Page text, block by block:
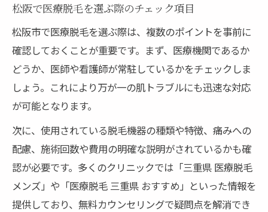
松阪で医療脱毛を選ぶ際のチェック項目
松阪市で医療脱毛を選ぶ際は、複数のポイントを事前に
確認しておくことが重要です。まず、医療機関であるか
どうか、医師や看護師が常駐しているかをチェックしま
しょう。これにより万が一の肌トラブルにも迅速な対応
が可能となります。
次に、使用されている脱毛機器の種類や特徴、痛みへの
配慮、施術回数や費用の明確な説明がされているかも確
認が必要です。多くのクリニックでは「三重県 医療脱毛
メンズ」や「医療脱毛 三重県 おすすめ」といった情報を
提供しており、無料カウンセリングで疑問点を解消でき